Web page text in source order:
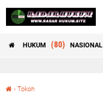
HUKUM (80) NASIONAL
› Tokoh